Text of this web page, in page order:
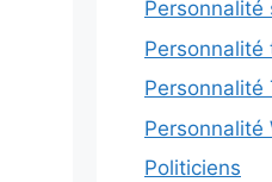
Personnalité
Personnalité
Personnalité
Personnalité
Politiciens